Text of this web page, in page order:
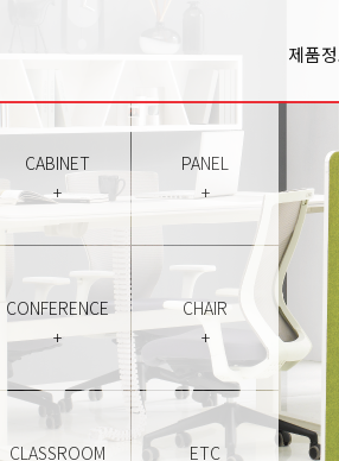
제품
Office
Panel
Chair
Sofa
Etc
CABINET
+
PANEL
+
CONFERENCE
+
CHAIR
+
CLASSROOM
ETC